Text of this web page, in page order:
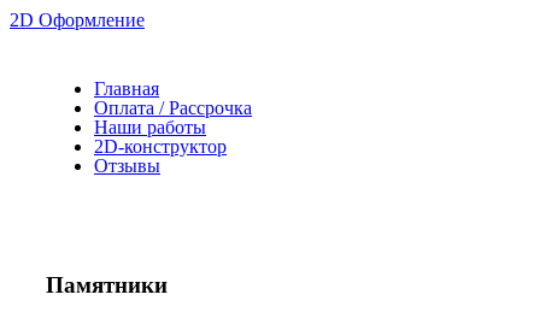
2D Оформление
Главная
Оплата / Рассрочка
Наши работы
2D-конструктор
Отзывы
Памятники